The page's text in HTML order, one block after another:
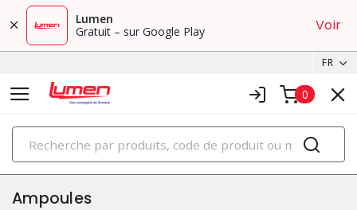
Lumen
Gratuit – sur Google Play
Voir
FR
0
PRODUITS
éclairage
Ampoules